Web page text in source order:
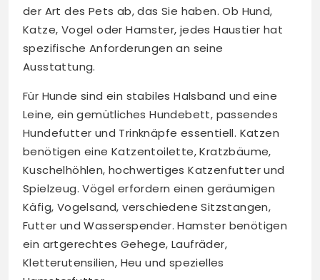
der Art des Pets ab, das Sie haben. Ob Hund,
Katze, Vogel oder Hamster, jedes Haustier hat
spezifische Anforderungen an seine
Ausstattung.
Für Hunde sind ein stabiles Halsband und eine
Leine, ein gemütliches Hundebett, passendes
Hundefutter und Trinknäpfe essentiell. Katzen
benötigen eine Katzentoilette, Kratzbäume,
Kuschelhöhlen, hochwertiges Katzenfutter und
Spielzeug. Vögel erfordern einen geräumigen
Käfig, Vogelsand, verschiedene Sitzstangen,
Futter und Wasserspender. Hamster benötigen
ein artgerechtes Gehege, Laufräder,
Kletterutensilien, Heu und spezielles